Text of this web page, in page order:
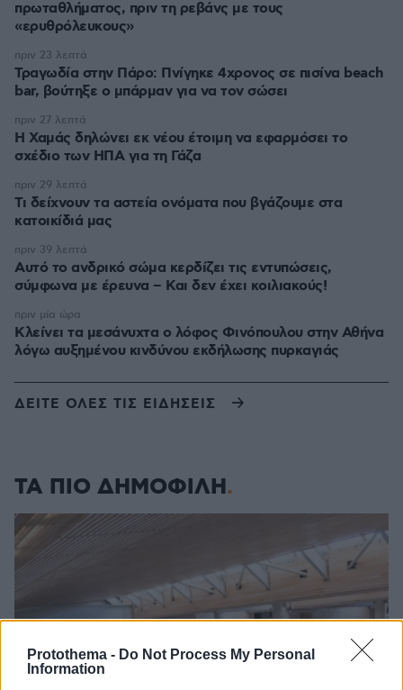
Protothema - Do Not Process My Personal
Information
πρωταθλήματος, πριν τη ρεβάνς με τους
«ερυθρόλευκους»
Τραγωδία στην Πάρο: Πνίγηκε 4χρονος σε πισίνα beach
bar, βούτηξε ο μπάρμαν για να τον σώσει
πριν 23 λεπτά
Η Χαμάς δηλώνει εκ νέου έτοιμη να εφαρμόσει το
σχέδιο των ΗΠΑ για τη Γάζα
πριν 27 λεπτά
Τι δείχνουν τα αστεία ονόματα που βγάζουμε στα
κατοικίδιά μας
πριν 29 λεπτά
Αυτό το ανδρικό σώμα κερδίζει τις εντυπώσεις,
σύμφωνα με έρευνα – Και δεν έχει κοιλιακούς!
πριν 39 λεπτά
Κλείνει τα μεσάνυχτα ο λόφος Φινόπουλου στην Αθήνα
λόγω αυξημένου κινδύνου εκδήλωσης πυρκαγιάς
πριν μία ώρα
ΔΕΙΤΕ ΟΛΕΣ ΤΙΣ ΕΙΔΗΣΕΙΣ
ΤΑ ΠΙΟ ΔΗΜΟΦΙΛΗ